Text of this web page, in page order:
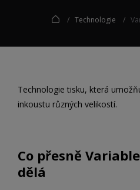
Technologie
Technologie tisku, která
inkoustu různých velikostí.
Co přesně
dělá